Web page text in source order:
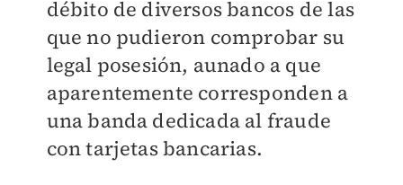
débito de diversos bancos de las
que no pudieron comprobar su
legal posesión, aunado a que
aparentemente corresponden a
una banda dedicada al fraude
con tarjetas bancarias.